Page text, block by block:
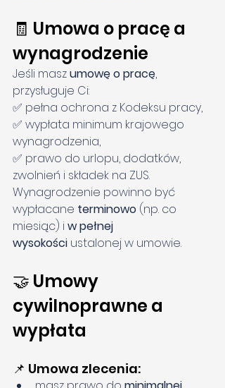
🧾 Umowa o pracę a
wynagrodzenie
Jeśli masz umowę o pracę,
przysługuje Ci:
✅ pełna ochrona z Kodeksu pracy,
✅ wypłata minimum krajowego
wynagrodzenia,
✅ prawo do urlopu, dodatków,
zwolnień i składek na ZUS.
Wynagrodzenie powinno być
wypłacane terminowo (np. co
miesiąc) i w pełnej
wysokości ustalonej w umowie.
🤝 Umowy
cywilnoprawne a
wypłata
📌 Umowa zlecenia: